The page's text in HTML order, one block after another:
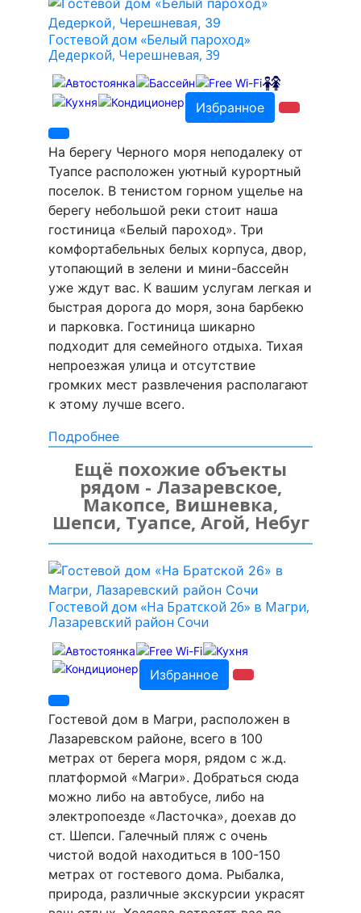
Гостевой дом «Белый пароход»
Дедеркой, Черешневая, 39
Избранное
На берегу Черного моря неподалеку от
Туапсе расположен уютный курортный
поселок. В тенистом горном ущелье на
берегу небольшой реки стоит наша
гостиница «Белый пароход». Три
комфортабельных белых корпуса, двор,
утопающий в зелени и мини-бассейн
уже ждут вас. К вашим услугам легкая и
быстрая дорога до моря, зона барбекю
и парковка. Гостиница шикарно
подходит для семейного отдыха. Тихая
непроезжая улица и отсутствие
громких мест развлечения располагают
к этому лучше всего.
Подробнее
Ещё похожие объекты
рядом - Лазаревское,
Макопсе, Вишневка,
Шепси, Туапсе, Агой, Небуг
Гостевой дом «На Братской 26» в Магри,
Лазаревский район Сочи
Избранное
Гостевой дом в Магри, расположен в
Лазаревском районе, всего в 100
метрах от берега моря, рядом с ж.д.
платформой «Магри». Добраться сюда
можно либо на автобусе, либо на
электропоезде «Ласточка», доехав до
ст. Шепси. Галечный пляж с очень
чистой водой находиться в 100-150
метрах от гостевого дома. Рыбалка,
природа, различные экскурсии украсят